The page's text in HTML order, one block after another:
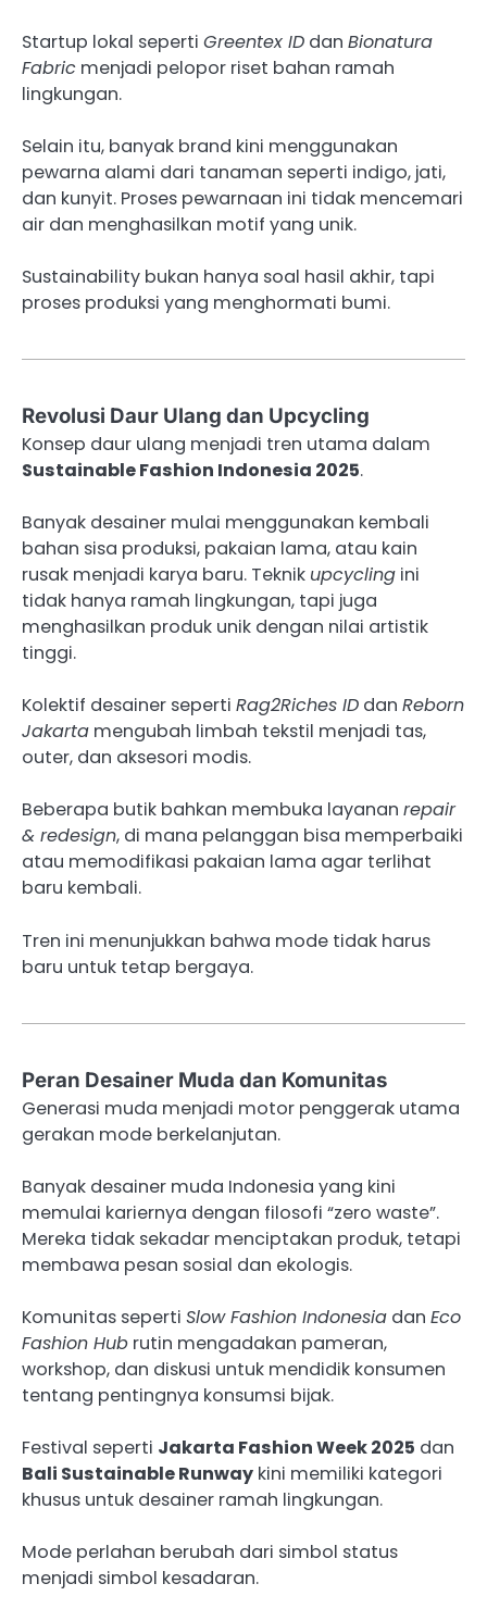
Startup lokal seperti Greentex ID dan Bionatura
Fabric menjadi pelopor riset bahan ramah
lingkungan.
Selain itu, banyak brand kini menggunakan
pewarna alami dari tanaman seperti indigo, jati,
dan kunyit. Proses pewarnaan ini tidak mencemari
air dan menghasilkan motif yang unik.
Sustainability bukan hanya soal hasil akhir, tapi
proses produksi yang menghormati bumi.
Revolusi Daur Ulang dan Upcycling
Konsep daur ulang menjadi tren utama dalam
Sustainable Fashion Indonesia 2025.
Banyak desainer mulai menggunakan kembali
bahan sisa produksi, pakaian lama, atau kain
rusak menjadi karya baru. Teknik upcycling ini
tidak hanya ramah lingkungan, tapi juga
menghasilkan produk unik dengan nilai artistik
tinggi.
Kolektif desainer seperti Rag2Riches ID dan Reborn
Jakarta mengubah limbah tekstil menjadi tas,
outer, dan aksesori modis.
Beberapa butik bahkan membuka layanan repair
& redesign, di mana pelanggan bisa memperbaiki
atau memodifikasi pakaian lama agar terlihat
baru kembali.
Tren ini menunjukkan bahwa mode tidak harus
baru untuk tetap bergaya.
Peran Desainer Muda dan Komunitas
Generasi muda menjadi motor penggerak utama
gerakan mode berkelanjutan.
Banyak desainer muda Indonesia yang kini
memulai kariernya dengan filosofi “zero waste”.
Mereka tidak sekadar menciptakan produk, tetapi
membawa pesan sosial dan ekologis.
Komunitas seperti Slow Fashion Indonesia dan Eco
Fashion Hub rutin mengadakan pameran,
workshop, dan diskusi untuk mendidik konsumen
tentang pentingnya konsumsi bijak.
Festival seperti Jakarta Fashion Week 2025 dan
Bali Sustainable Runway kini memiliki kategori
khusus untuk desainer ramah lingkungan.
Mode perlahan berubah dari simbol status
menjadi simbol kesadaran.